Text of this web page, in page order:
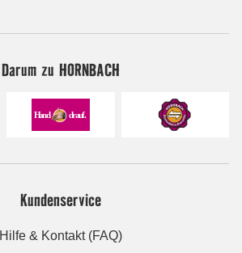
Darum zu HORNBACH
Kundenservice
Hilfe & Kontakt (FAQ)